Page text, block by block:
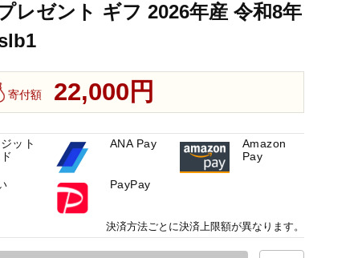
レゼント ギフ 2026年産 令和8年
寄付額 22,000円
ット
ANA Pay
Amazon
Pay
PayPay
決済方法ごとに決済上限額が異なります。